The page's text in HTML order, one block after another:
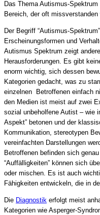
Das Thema Autismus-
Bereich, der oft missverstanden
Der Begriff “Autismus-
Erscheinungsformen und
Autismus Spektrum zeigt
Herausforderungen. Es gibt
enorm wichtig, sich dessen
Kategorien gedacht, was zu
einzelnen Betroffenen einfach
den Medien ist meist auf zwei
sozial unbeholfene Autist – wie
Aspekt” betonen und der
Kommunikation, stereotypen
vereinfachten Darstellungen
Betroffenen befinden sich
“Auffälligkeiten” können sich
oder mischen. Es ist auch
Fähigkeiten entwickeln, die in
Die Diagnostik erfolgt meist
Kategorien wie Asperger-